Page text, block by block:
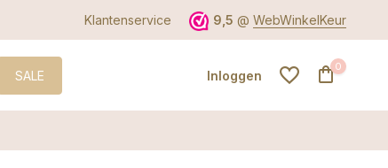
Klantenservice 9,5 @ WebWinkelKeur
SALE Inloggen
0